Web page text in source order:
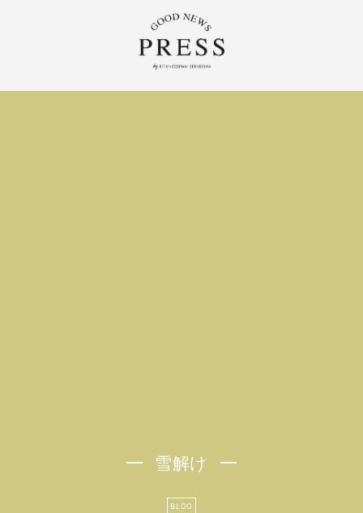
雪解け
BLOG